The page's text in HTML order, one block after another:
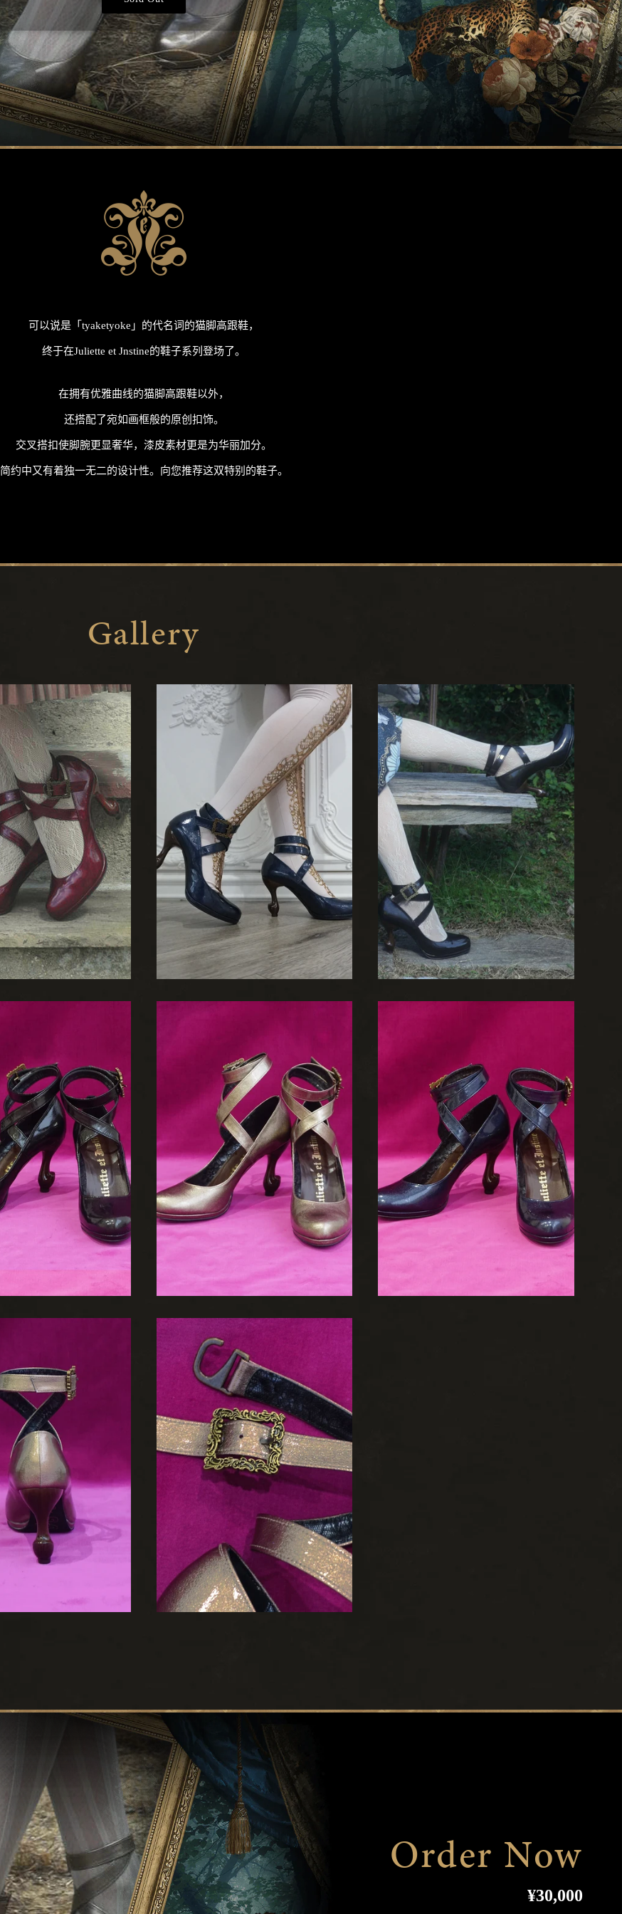
可以说是「tyaketyoke」的代名词的猫脚高跟鞋，
终于在Juliette et Jnstine的鞋子系列登场了。
在拥有优雅曲线的猫脚高跟鞋以外，
还搭配了宛如画框般的原创扣饰。
交叉搭扣使脚腕更显奢华，漆皮素材更是为华丽加分。
简约中又有着独一无二的设计性。向您推荐这双特别的鞋子。
Gallery
Order Now
常
¥30,000